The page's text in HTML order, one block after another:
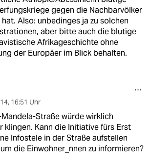
gegen die Nachbarvölker
Also: unbedinges ja zu solchen
aber bitte auch die blutige
Afrikageschichte ohne
der Europäer im Blick behalten.
, 16:51 Uhr
Straße würde wirklich
klingen. Kann die Initiative fürs Erst
Infostele in der Straße aufstellen
die Einwohner_nnen zu informieren?